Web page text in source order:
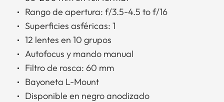
Rango de apertura: f/3.5-4.5 to f/16
Superficies asféricas: 1
12 lentes en 10 grupos
Autofocus y mando manual
Filtro de rosca: 60 mm
Bayoneta L-Mount
Disponible en negro anodizado